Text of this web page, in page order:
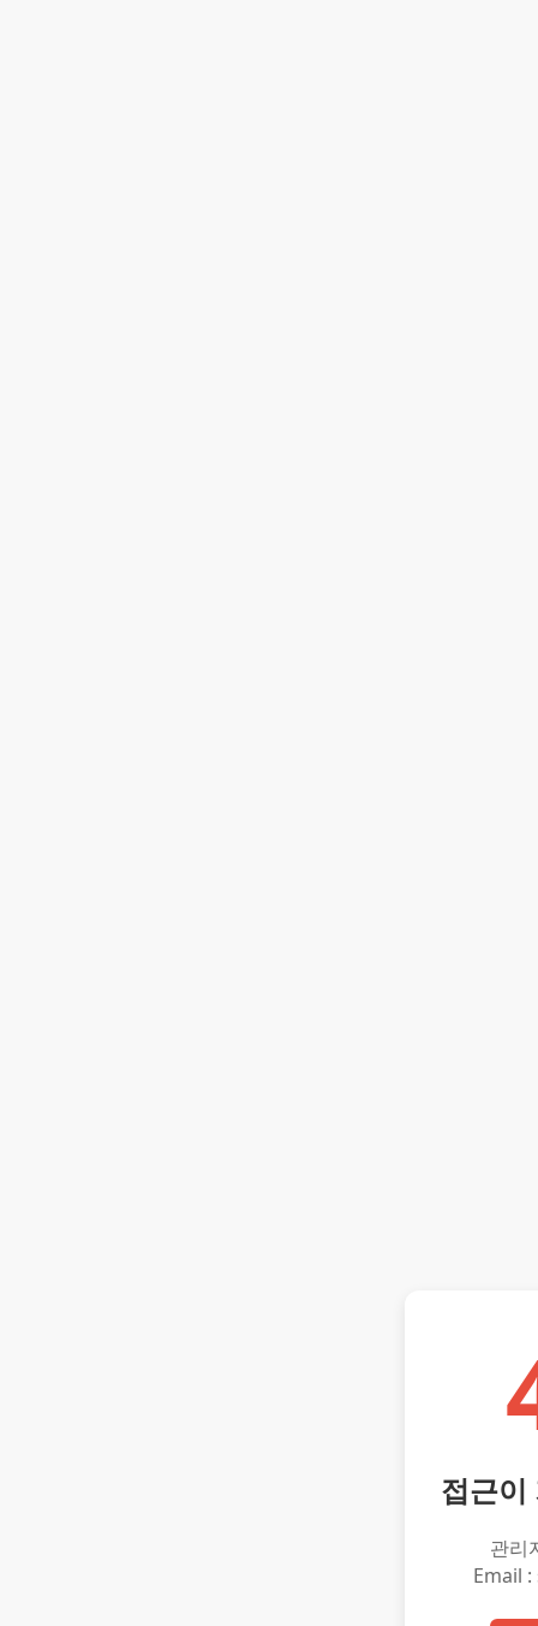
접근이
관리
Email